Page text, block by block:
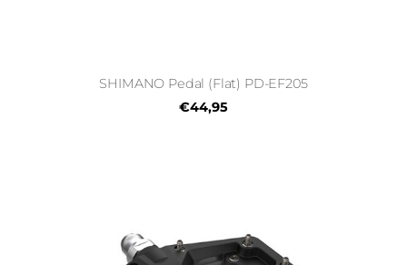
SHIMANO Pedal (Flat) PD-EF205
€44,95